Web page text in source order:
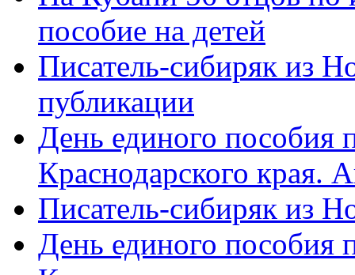
пособие на детей
Писатель-сибиряк из
публикации
День единого пособия
Краснодарского края.
Писатель-сибиряк из
День единого пособия